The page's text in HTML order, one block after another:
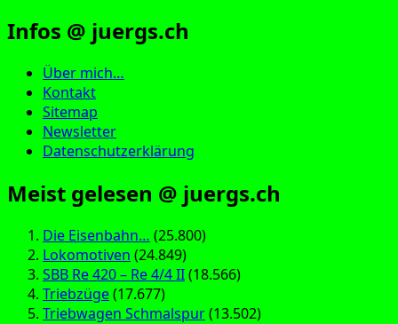
Infos @ juergs.ch
Über mich…
Kontakt
Sitemap
Newsletter
Datenschutzerklärung
Meist gelesen @ juergs.ch
Die Eisenbahn… (25.800)
Lokomotiven (24.849)
SBB Re 420 – Re 4/4 II(18.566)
Triebzüge(17.677)
Triebwagen Schmalspur(13.502)